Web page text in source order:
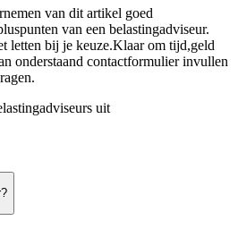
van dit artikel goed
van een belastingadviseur.
letten bij je keuze.Klaar om tijd,geld
onderstaand contactformulier invullen
uit